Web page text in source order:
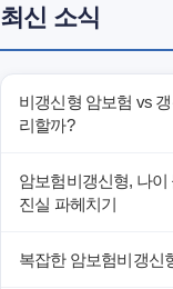
최신 소식
비갱신형 암보험 vs
리할까?
암보험비갱신형, 나
진실 파헤치기
복잡한 암보험비갱신